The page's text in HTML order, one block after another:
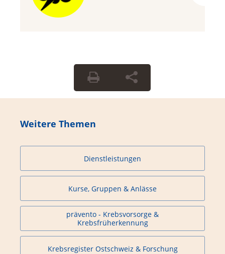
Weitere Themen
Dienstleistungen
Kurse, Gruppen & Anlässe
prävento - Krebsvorsorge &
Krebsfrüherkennung
Krebsregister Ostschweiz & Forschung